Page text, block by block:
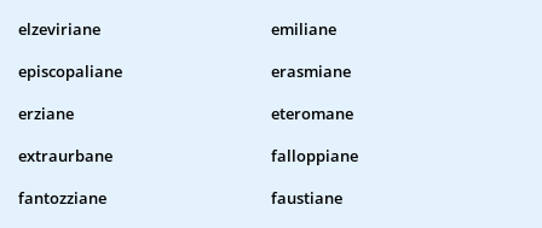
elzeviriane
emiliane
episcopaliane
erasmiane
erziane
eteromane
extraurbane
falloppiane
fantozziane
faustiane